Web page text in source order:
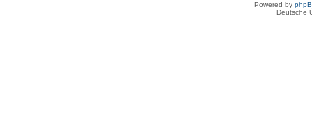
Powered by
Deutsche